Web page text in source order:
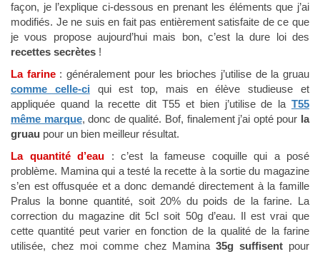
façon, je l’explique ci-dessous en prenant les éléments que j’ai
modifiés. Je ne suis en fait pas entièrement satisfaite de ce que
je vous propose aujourd’hui mais bon, c’est la dure loi des
recettes secrètes !
La farine: généralement pour les brioches j’utilise de la gruau
comme celle-ci qui est top, mais en élève studieuse et
appliquée quand la recette dit T55 et bien j’utilise de la T55
même marque, donc de qualité. Bof, finalement j’ai opté pour la
gruau pour un bien meilleur résultat.
La quantité d’eau : c’est la fameuse coquille qui a posé
problème. Mamina qui a testé la recette à la sortie du magazine
s’en est offusquée et a donc demandé directement à la famille
Pralus la bonne quantité, soit 20% du poids de la farine. La
correction du magazine dit 5cl soit 50g d’eau. Il est vrai que
cette quantité peut varier en fonction de la qualité de la farine
utilisée, chez moi comme chez Mamina35g suffisent pour